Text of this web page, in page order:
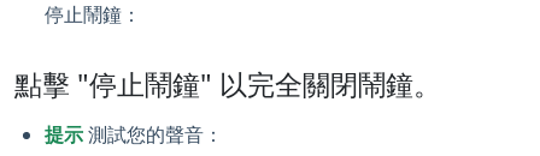
停止鬧鐘：
點擊 "停止鬧鐘" 以完全關閉鬧鐘。
提示測試您的聲音：